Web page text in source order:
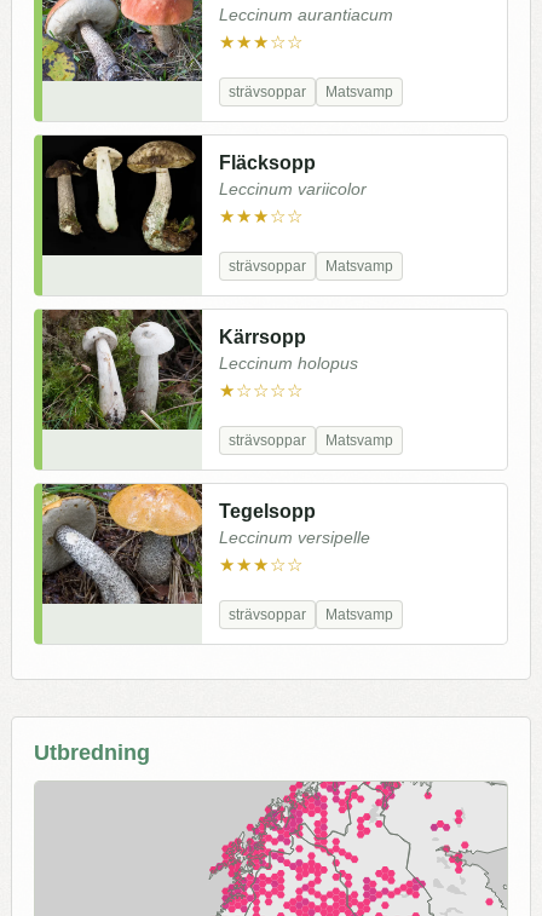
Leccinum aurantiacum
★★★☆☆
strävsoppar Matsvamp
Fläcksopp
Leccinum variicolor
★★★☆☆
strävsoppar Matsvamp
Kärrsopp
Leccinum holopus
★☆☆☆☆
strävsoppar Matsvamp
Tegelsopp
Leccinum versipelle
★★★☆☆
strävsoppar Matsvamp
Utbredning